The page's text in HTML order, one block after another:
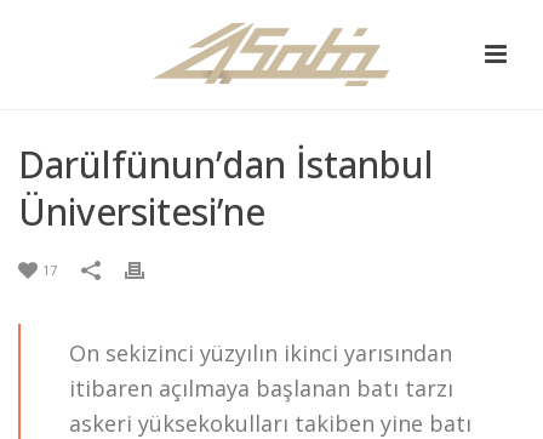
Darülfünun’dan İstanbul
Üniversitesi’ne
17
On sekizinci yüzyılın ikinci yarısından
itibaren açılmaya başlanan batı tarzı
askeri yüksekokulları takiben yine batı